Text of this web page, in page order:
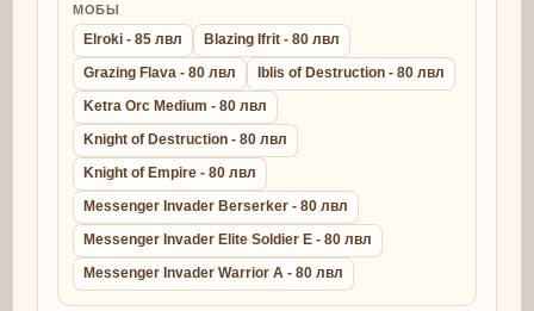
МОБЫ
Elroki - 85 лвл
Blazing Ifrit - 80 лвл
Grazing Flava - 80 лвл
Iblis of Destruction - 80 лвл
Ketra Orc Medium - 80 лвл
Knight of Destruction - 80 лвл
Knight of Empire - 80 лвл
Messenger Invader Berserker - 80 лвл
Messenger Invader Elite Soldier E - 80 лвл
Messenger Invader Warrior A - 80 лвл